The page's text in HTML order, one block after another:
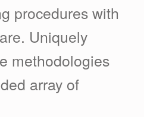
procedures with
Uniquely
methodologies
array of